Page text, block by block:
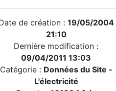
de création : 19/05/2004
21:10
Dernière modification :
09/04/2011 13:03
Catégorie : Données du Site -
L'électricité